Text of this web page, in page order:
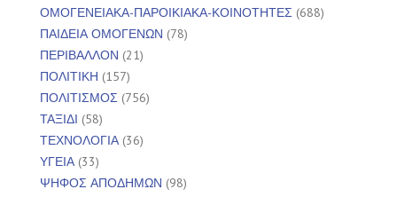
ΟΜΟΓΕΝΕΙΑΚΑ-ΠΑΡΟΙΚΙΑΚΑ-ΚΟΙΝΟΤΗΤΕΣ (688)
ΠΑΙΔΕΙΑ ΟΜΟΓΕΝΩΝ (78)
ΠΕΡΙΒΑΛΛΟΝ (21)
ΠΟΛΙΤΙΚΗ (157)
ΠΟΛΙΤΙΣΜΟΣ (756)
ΤΑΞΙΔΙ (58)
ΤΕΧΝΟΛΟΓΙΑ (36)
ΥΓΕΙΑ (33)
ΨΗΦΟΣ ΑΠΟΔΗΜΩΝ (98)